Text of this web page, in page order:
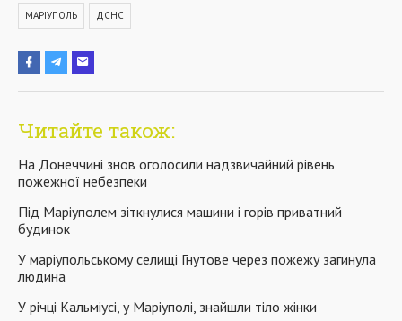
МАРІУПОЛЬ ДСНС
Читайте також:
На Донеччині знов оголосили надзвичайний рівень
пожежної небезпеки
Під Маріуполем зіткнулися машини і горів приватний
будинок
У маріупольському селищі Гнутове через пожежу загинула
людина
У річці Кальміусі, у Маріуполі, знайшли тіло жінки